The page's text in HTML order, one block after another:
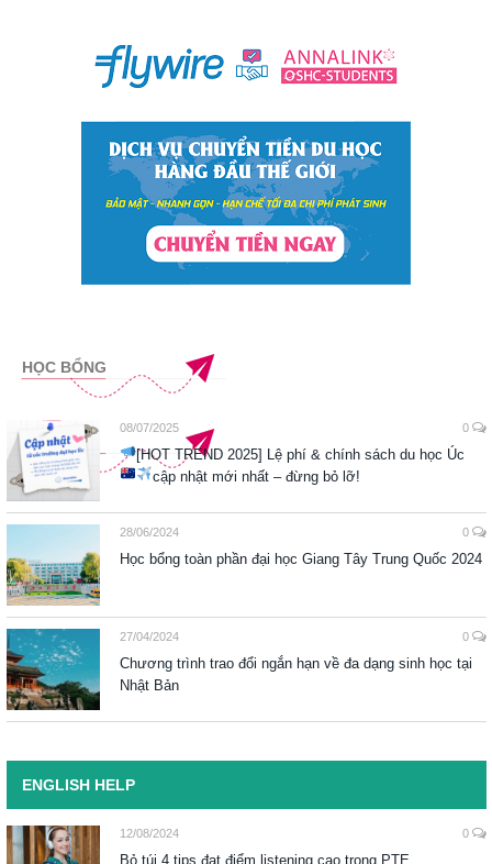
HỌC BỔNG
08/07/2025 0
[HOT TREND 2025] Lệ phí & chính sách du học Úc
cập nhật mới nhất – đừng bỏ lỡ!
28/06/2024 0
Học bổng toàn phần đại học Giang Tây Trung Quốc 2024
27/04/2024 0
Chương trình trao đổi ngắn hạn về đa dạng sinh học tại
Nhật Bản
ENGLISH HELP
12/08/2024 0
Bỏ túi 4 tips đạt điểm listening cao trong PTE